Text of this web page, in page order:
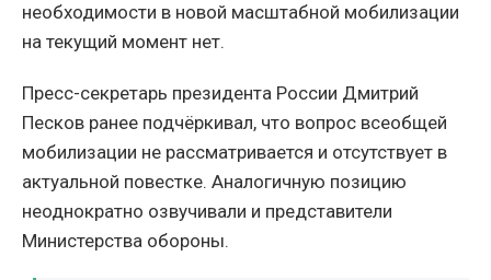
необходимости в новой масштабной мобилизации
на текущий момент нет.
Пресс-секретарь президента России Дмитрий
Песков ранее подчёркивал, что вопрос всеобщей
мобилизации не рассматривается и отсутствует в
актуальной повестке. Аналогичную позицию
неоднократно озвучивали и представители
Министерства обороны.